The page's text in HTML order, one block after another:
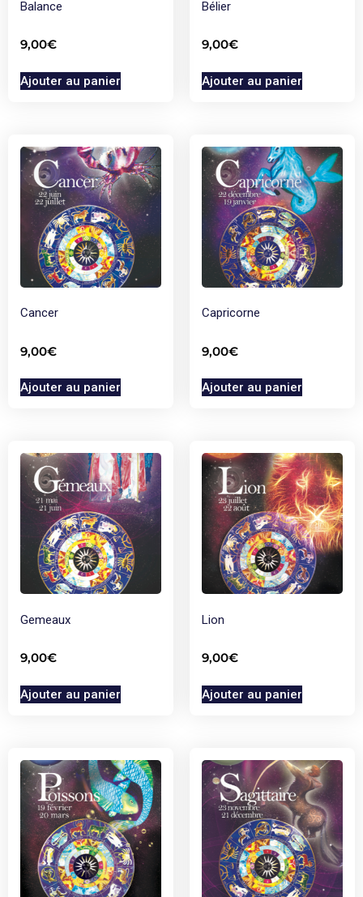
Balance
9,00€
Ajouter au panier
Bélier
9,00€
Ajouter au panier
Cancer
9,00€
Ajouter au panier
Capricorne
9,00€
Ajouter au panier
Gemeaux
9,00€
Ajouter au panier
Lion
9,00€
Ajouter au panier